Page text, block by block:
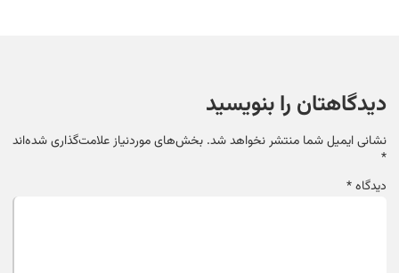
دیدگاهتان را بنویسید
نشانی ایمیل شما منتشر نخواهد شد. بخش‌های موردنیاز علامت‌گذاری شده‌اند
*
دیدگاه*